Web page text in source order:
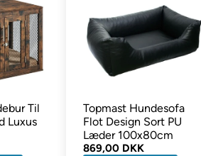
Til
Luxus
Topmast Hundesofa
Flot Design Sort PU
Læder 100x80cm
869,00 DKK